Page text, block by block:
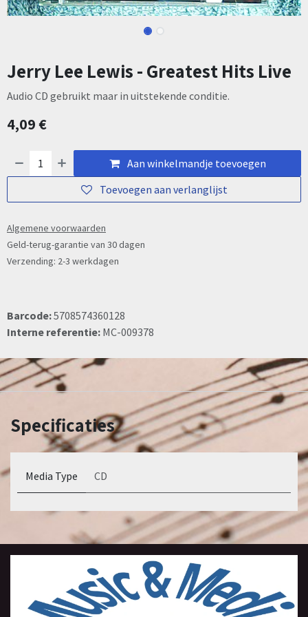
Jerry Lee Lewis - Greatest Hits Live
Audio CD gebruikt maar in uitstekende conditie.
4,09€
Aan winkelmandje toevoegen
Toevoegen aan verlanglijst
Algemene voorwaarden
Geld-terug-garantie van 30 dagen
Verzending: 2-3 werkdagen
Barcode:5708574360128
Interne referentie: MC-009378
Specificaties
Media Type CD